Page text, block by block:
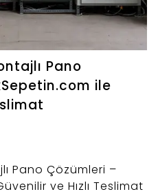
Pano
ile
Pano Çözümleri –
ve Hızlı Teslimat